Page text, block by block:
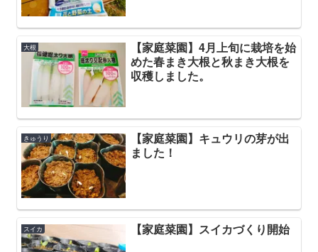
大根
【家庭菜園】4月上旬に栽培を始
めた春まき大根と秋まき大根を
収穫しました。
きゅうり
【家庭菜園】キュウリの芽が出
ました！
スイカ 【家庭菜園】スイカづくり開始